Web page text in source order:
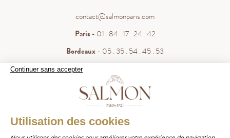
Continuer sans accepter
Utilisation des cookies
WHATSAPP
contact@salmonparis.com
Paris- 01 . 84 . 17 . 24 . 42
Bordeaux- 05 . 35 . 54 . 45 . 53
WhatsApp
Paiement sécurisé